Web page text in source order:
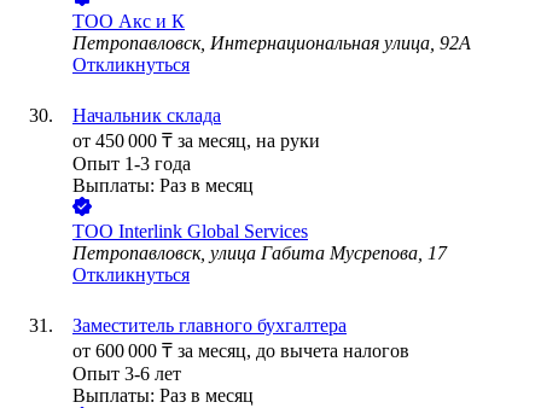
ТОО Акс и К
Петропавловск, Интернациональная улица, 92А
Откликнуться
Начальник склада
от 450 000 ₸ за месяц, на руки
Опыт 1-3 года
Выплаты: Раз в месяц
ТОО Interlink Global Services
Петропавловск, улица Габита Мусрепова, 17
Откликнуться
Заместитель главного бухгалтера
от 600 000 ₸ за месяц, до вычета налогов
Опыт 3-6 лет
Выплаты: Раз в месяц